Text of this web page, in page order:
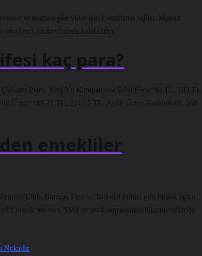
ve benzeri görevliler için konaklama sağlar. Memur
ederken konukevlerinde kalabilirler.
kaç para?
Planı, Yeni Yıl Kampanyası Sabit Fiyat*80 TL, 100
Ücret*185,71 TL, 221,15 TL, Aylık Ücret, Taahhütsüz, 260
emekliler
Club, Barriers Free ve Turkcell Public gibi birçok farklı
olarak internet, SMS ve ses kampanyaları düzenlemektedir.
Nelerdir